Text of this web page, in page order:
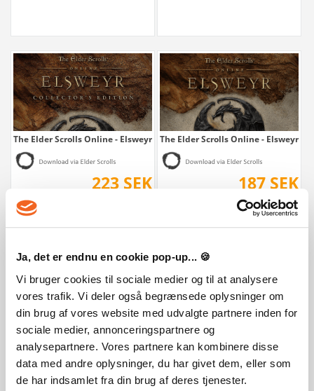
Ja, det er endnu en cookie pop-up... 🍪
Vi bruger cookies til sociale medier og til at analysere
vores trafik. Vi deler også begrænsede oplysninger om
din brug af vores website med udvalgte partnere inden for
sociale medier, annonceringspartnere og
analysepartnere. Vores partnere kan kombinere disse
data med andre oplysninger, du har givet dem, eller som
de har indsamlet fra din brug af deres tjenester.
The Elder Scrolls Online - Elsweyr...
223 SEK
The Elder Scrolls Online - Elsweyr
187 SEK
The Elder Scrolls Online - Summerset Upgrade
104 SEK
The Elder Scrolls Online -
522 SEK